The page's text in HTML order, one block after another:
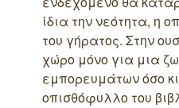
ίδια την νεότητα, η
του γήρατος. Στην
χώρο μόνο για μια
εμπορευμάτων όσο
οπισθόφυλλο του